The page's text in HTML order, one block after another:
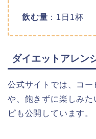
飲む量 ：1日1杯
ダイエットアレン
公式サイトでは、コ
や、飽きずに楽しみ
ピも公開しています。